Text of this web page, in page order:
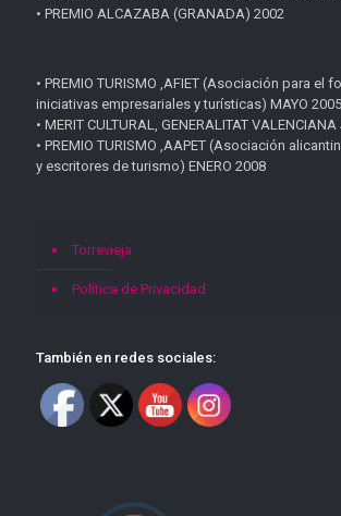
• PREMIO ALCAZABA (GRANADA) 2002
• PREMIO TURISMO ,AFIET (Asociación para el
iniciativas empresariales y turísticas) MAYO 2005
• MERIT CULTURAL, GENERALITAT
• PREMIO TURISMO ,AAPET (Asociación
y escritores de turismo) ENERO 2008
Torrevieja
Política de Privacidad
También en redes sociales: